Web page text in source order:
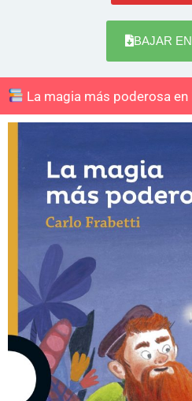
BAJAR
La magia más poderosa en